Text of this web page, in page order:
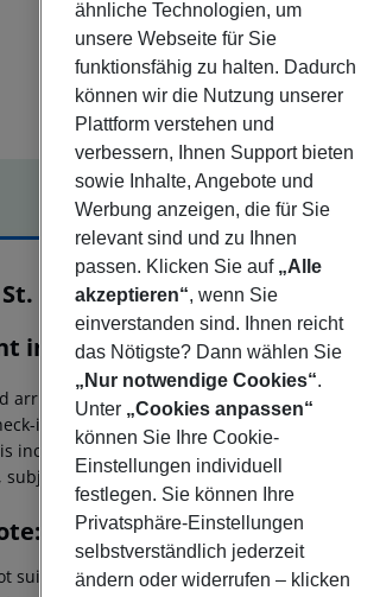
Offer description
Havel
4
info
arrivals in the destination area from 04:00
in time of the respective hotel. The
includes return flights until 3.00 a.m. on the
subject to availability and for an additional
suitable for passengers with reduced
ähnliche Technologien, um
unsere Webseite für Sie
funktionsfähig zu halten. Dadurch
können wir die Nutzung unserer
Plattform verstehen und
verbessern, Ihnen Support bieten
sowie Inhalte, Angebote und
Werbung anzeigen, die für Sie
relevant sind und zu Ihnen
passen. Klicken Sie auf „Alle
akzeptieren“, wenn Sie
einverstanden sind. Ihnen reicht
das Nötigste? Dann wählen Sie
„Nur notwendige Cookies“.
Unter „Cookies anpassen“
können Sie Ihre Cookie-
Einstellungen individuell
festlegen. Sie können Ihre
Privatsphäre-Einstellungen
selbstverständlich jederzeit
ändern oder widerrufen – klicken